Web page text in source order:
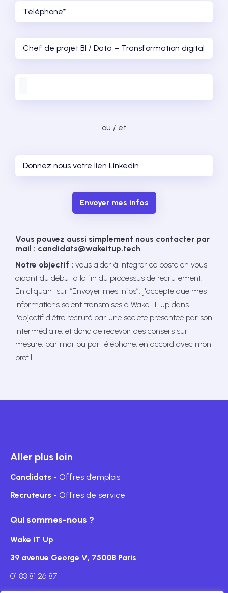
ou / et
Envoyer mes infos
Vous pouvez aussi simplement nous contacter par
mail : candidats@wakeitup.tech
Notre objectif : vous aider à intégrer ce poste en vous
aidant du début à la fin du processus de recrutement.
En cliquant sur “Envoyer mes infos”, j'accepte que mes
informations soient transmises à Wake IT up dans
l'objectif d'être recruté par une société présentée par son
intermédiaire, et donc de recevoir des conseils sur
mesure, par mail ou par téléphone, en accord avec mon
profil.
Aller plus loin
Candidats - Offres d’emplois
Recruteurs - Offres de service
Qui sommes-nous ?
Wake IT Up
39 avenue George V, 75008 Paris
01 83 81 26 87